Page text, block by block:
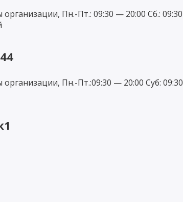
Пн.-Пт.: 09:30 — 20:00 Сб.: 09:30
Пн.-Пт.:09:30 — 20:00 Суб: 09:30